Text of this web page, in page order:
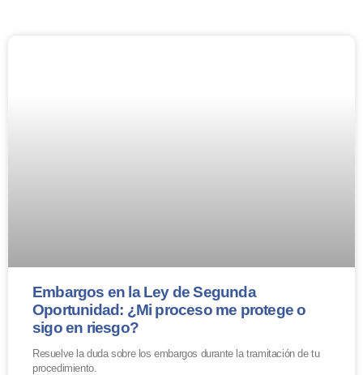
Embargos en la Ley de Segunda
Oportunidad: ¿Mi proceso me protege o
sigo en riesgo?
Resuelve la duda sobre los embargos durante la tramitación de tu
procedimiento.